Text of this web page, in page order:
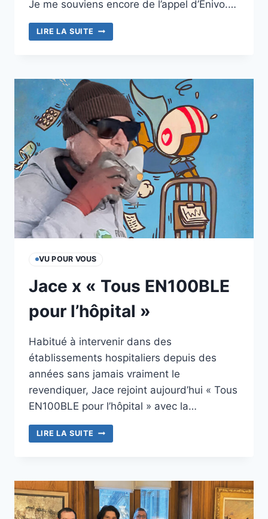
Je me souviens encore de l’appel d’Enivo.…
LIRE LA SUITE NÚCLEUM,
NOUVEAU
DE
L’ART
URBAIN
DE
SÃO
PAULO
VU POUR VOUS
Jace x « Tous EN100BLE
pour l’hôpital »
Habitué à intervenir dans des
établissements hospitaliers depuis des
années sans jamais vraiment le
revendiquer, Jace rejoint aujourd’hui « Tous
EN100BLE pour l’hôpital » avec la…
LIRE LA SUITE JACE
X
POUR
L’HÔPITAL »